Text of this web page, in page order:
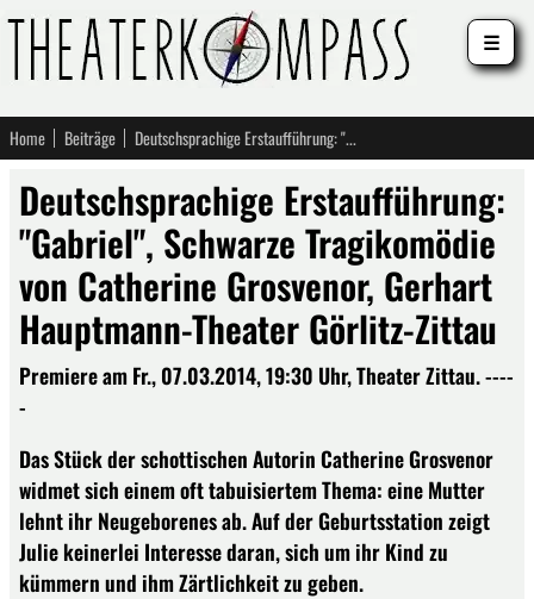
Home Beiträge Deutschsprachige Erstaufführung: "Gabriel", Schwarze Tragikomödie von Catherine Grosvenor, Gerhart Hauptmann-Theater Görlitz-Zittau
Deutschsprachige Erstaufführung:
"Gabriel", Schwarze Tragikomödie
von Catherine Grosvenor, Gerhart
Hauptmann-Theater Görlitz-Zittau
Premiere am Fr., 07.03.2014, 19:30 Uhr, Theater Zittau. ----
-
Das Stück der schottischen Autorin Catherine Grosvenor
widmet sich einem oft tabuisiertem Thema: eine Mutter
lehnt ihr Neugeborenes ab. Auf der Geburtsstation zeigt
Julie keinerlei Interesse daran, sich um ihr Kind zu
kümmern und ihm Zärtlichkeit zu geben.
☰